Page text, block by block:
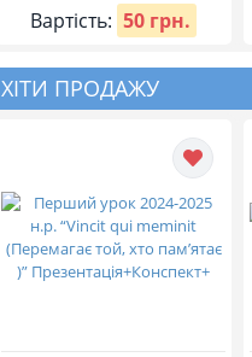
Вартість: 50 грн.
ХІТИ ПРОДАЖУ